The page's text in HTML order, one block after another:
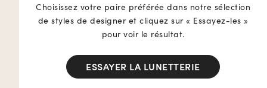
Choisissez votre paire préférée dans notre sélection
de styles de designer et cliquez sur « Essayez-les »
pour voir le résultat.
ESSAYER LA LUNETTERIE